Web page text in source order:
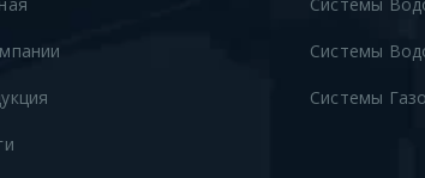
Системы
Системы
Системы